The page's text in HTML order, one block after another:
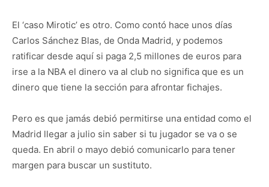
El ‘caso Mirotic’ es otro. Como contó hace unos días
Carlos Sánchez Blas, de Onda Madrid, y podemos
ratificar desde aquí si paga 2,5 millones de euros para
irse a la NBA el dinero va al club no significa que es un
dinero que tiene la sección para afrontar fichajes.
Pero es que jamás debió permitirse una entidad como el
Madrid llegar a julio sin saber si tu jugador se va o se
queda. En abril o mayo debió comunicarlo para tener
margen para buscar un sustituto.